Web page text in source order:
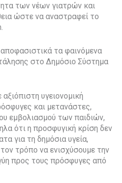
των νέων γιατρών και
ώστε να αναστραφεί το
τα φαινόμενα
στο Δημόσιο Σύστημα
υγειονομική
και μετανάστες,
εμβολιασμού των παιδιών,
ότι η προσφυγική κρίση δεν
για τη δημόσια υγεία,
τρόπο να ενισχύσουμε την
προς τους πρόσφυγες από